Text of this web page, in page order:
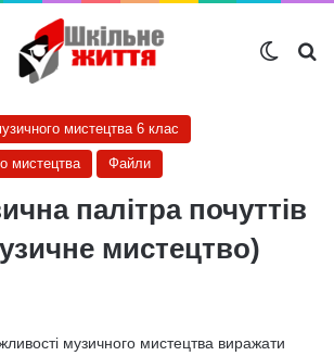
мистецтва 6 клас
мистецтва Файли
палітра почуттів
мистецтво)
музичного мистецтва вира­жати